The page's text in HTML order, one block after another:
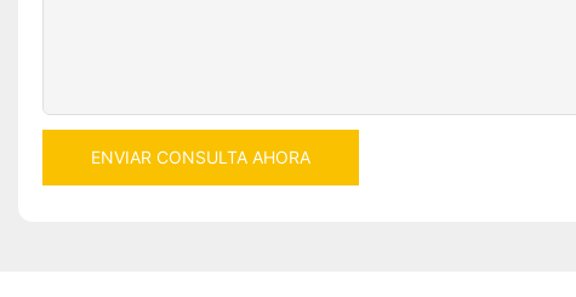
ENVIAR CONSULTA AHORA